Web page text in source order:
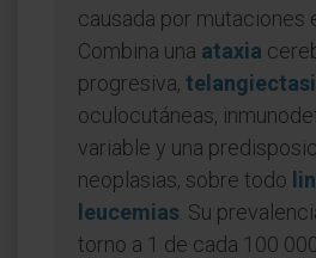
causada por mutaciones
Combina una ataxia
progresiva,
oculocutáneas,
variable y una
neoplasias, sobre todo
leucemias . Su
torno a 1 de cada 100